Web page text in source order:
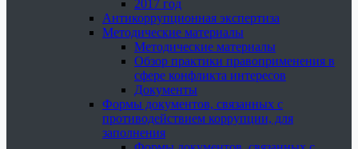
2017 год
Антикоррупционная экспертиза
Методические материалы
Методические материалы
Обзор практики правоприменения в
сфере конфликта интересов
Документы
Формы документов, связанных с
противодействием коррупции, для
заполнения